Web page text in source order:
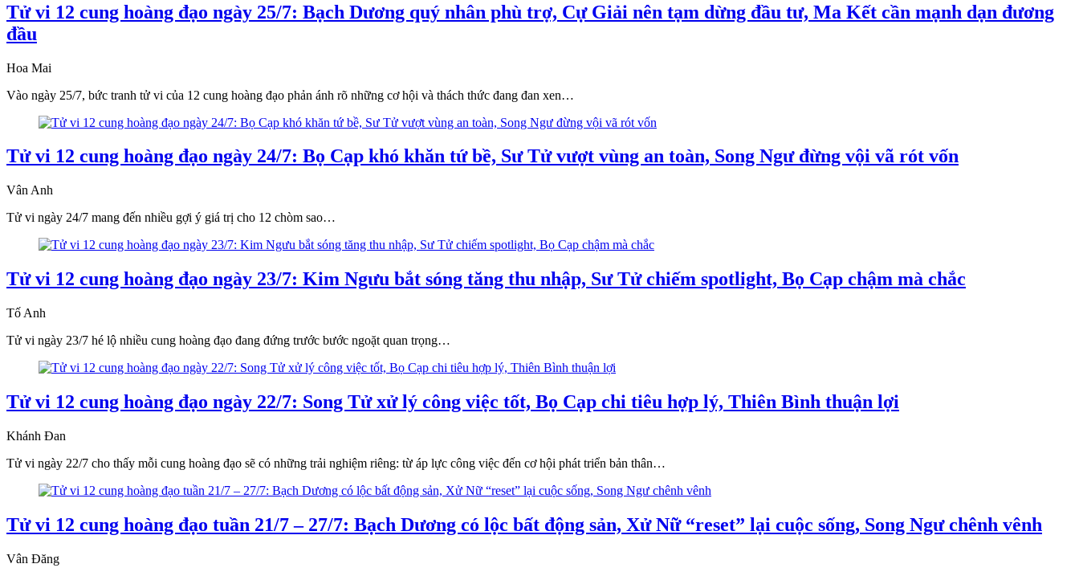
Tử vi 12 cung hoàng đạo ngày 25/7: Bạch Dương quý nhân phù trợ, Cự Giải nên tạm dừng đầu tư, Ma Kết cần mạnh dạn đương
đầu
Hoa Mai
Vào ngày 25/7, bức tranh tử vi của 12 cung hoàng đạo phản ánh rõ những cơ hội và thách thức đang đan xen…
Tử vi 12 cung hoàng đạo ngày 24/7: Bọ Cạp khó khăn tứ bề, Sư Tử vượt vùng an toàn, Song Ngư đừng vội vã rót vốn
Vân Anh
Tử vi ngày 24/7 mang đến nhiều gợi ý giá trị cho 12 chòm sao…
Tử vi 12 cung hoàng đạo ngày 23/7: Kim Ngưu bắt sóng tăng thu nhập, Sư Tử chiếm spotlight, Bọ Cạp chậm mà chắc
Tố Anh
Tử vi ngày 23/7 hé lộ nhiều cung hoàng đạo đang đứng trước bước ngoặt quan trọng…
Tử vi 12 cung hoàng đạo ngày 22/7: Song Tử xử lý công việc tốt, Bọ Cạp chi tiêu hợp lý, Thiên Bình thuận lợi
Khánh Đan
Tử vi ngày 22/7 cho thấy mỗi cung hoàng đạo sẽ có những trải nghiệm riêng: từ áp lực công việc đến cơ hội phát triển bản thân…
Tử vi 12 cung hoàng đạo tuần 21/7 – 27/7: Bạch Dương có lộc bất động sản, Xử Nữ “reset” lại cuộc sống, Song Ngư chênh vênh
Vân Đăng